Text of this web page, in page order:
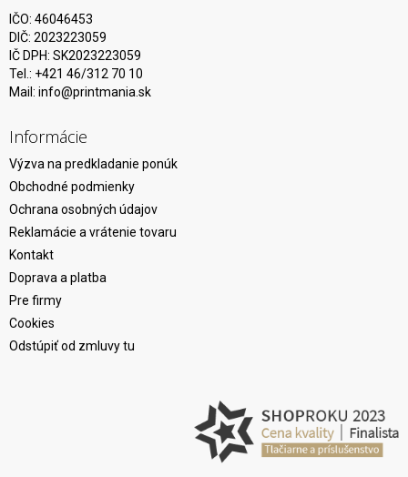
IČO: 46046453
DIČ: 2023223059
IČ DPH: SK2023223059
Tel.: +421 46/312 70 10
Mail: info@printmania.sk
Informácie
Výzva na predkladanie ponúk
Obchodné podmienky
Ochrana osobných údajov
Reklamácie a vrátenie tovaru
Kontakt
Doprava a platba
Pre firmy
Cookies
Odstúpiť od zmluvy tu